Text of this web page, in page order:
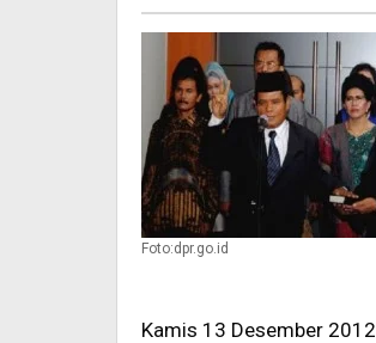
Foto:dpr.go.id
Kamis 13 Desember 2012